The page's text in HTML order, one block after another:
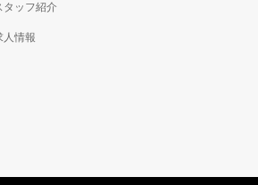
タッフ紹介
人情報